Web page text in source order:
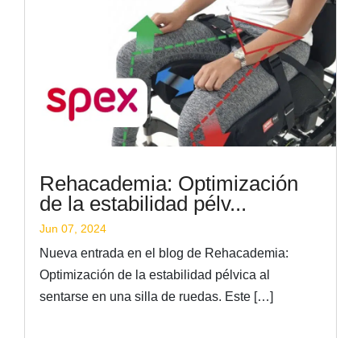
Rehacademia: Optimización
de la estabilidad pélv...
Jun 07, 2024
Nueva entrada en el blog de Rehacademia:
Optimización de la estabilidad pélvica al
sentarse en una silla de ruedas. Este […]